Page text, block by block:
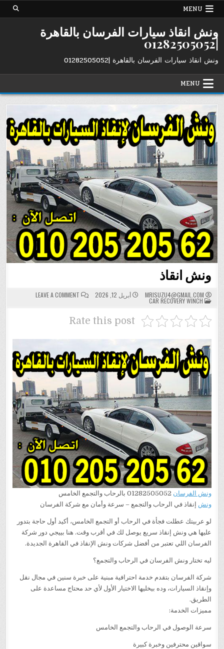
Skip
MENU
ونش انقاذ سيارات الفرسان بالقاهرة
|01282505052
ونش انقاذ سيارات الفرسان بالقاهرة |01282505052
MENU
ونش انقاذ
MRISUZU4@GMAIL.COM أبريل 12, 2026 LEAVE A COMMENT
ON
ونش
انقاذ
POSTED
IN
CAR RECOVERY WINCH
Rate this post
ونش الفرسان
ونش إنقاذ في الرحاب والتجمع – سرعة وأمان مع شركة الفرسان
لو عربيتك عطلت فجأة في الرحاب أو التجمع الخامس، أكيد أول حاجة بتدور
عليها هي ونش إنقاذ سريع يوصل لك في أقرب وقت. هنا بييجي دور شركة
الفرسان اللي تعتبر من أفضل شركات ونش الإنقاذ في القاهرة الجديدة.
ليه تختار ونش الفرسان في الرحاب والتجمع؟
شركة الفرسان بتقدم خدمة احترافية مبنية على خبرة سنين في مجال نقل
وإنقاذ السيارات، وده بيخليها الاختيار الأول لأي حد محتاج مساعدة على
الطريق.
مميزات الخدمة:
سرعة الوصول في الرحاب والتجمع الخامس
سواقين محترفين وخبرة كبيرة